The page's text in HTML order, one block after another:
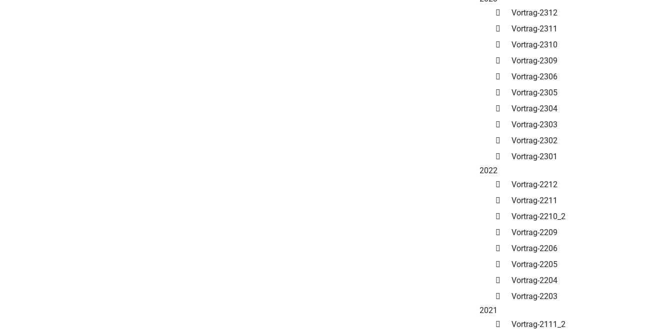
Vortrag-2312
Vortrag-2311
Vortrag-2310
Vortrag-2309
Vortrag-2306
Vortrag-2305
Vortrag-2304
Vortrag-2303
Vortrag-2302
Vortrag-2301
2022
Vortrag-2212
Vortrag-2211
Vortrag-2210_2
Vortrag-2209
Vortrag-2206
Vortrag-2205
Vortrag-2204
Vortrag-2203
2021
Vortrag-2111_2